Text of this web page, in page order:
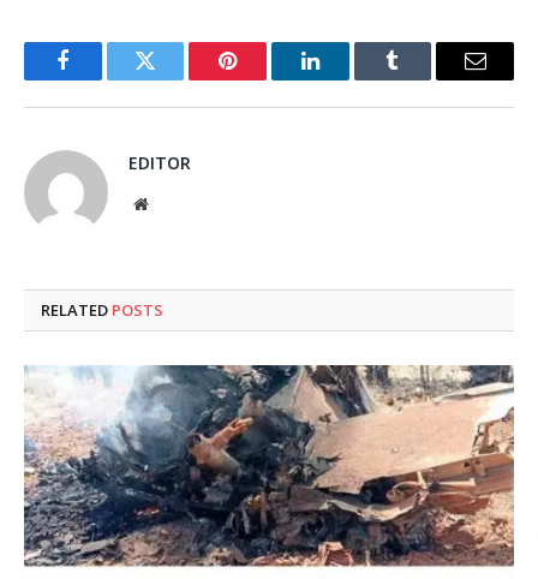
FacebookTwitter Pinterest LinkedInTumblr Email
EDITOR
Website
RELATED POSTS